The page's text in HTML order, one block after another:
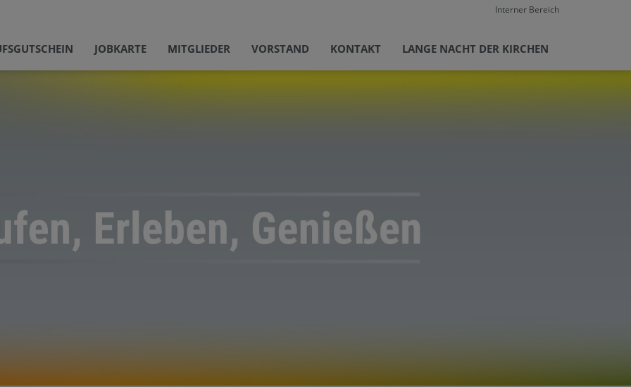
JOBKARTE MITGLIEDER VORSTAND KONTAKT LANGE NACHT DER KIRCHEN
Interner Bereich